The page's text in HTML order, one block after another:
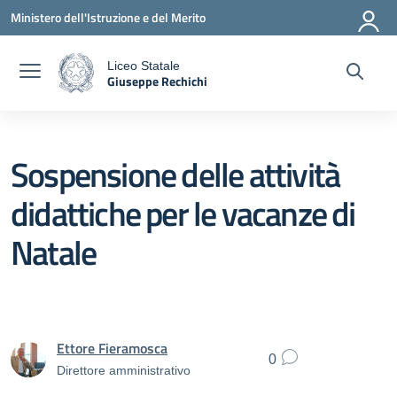
Ministero dell'Istruzione e del Merito
Liceo Statale
Giuseppe Rechichi
Sospensione delle attività
didattiche per le vacanze di
Natale
Ettore Fieramosca
Direttore amministrativo
0